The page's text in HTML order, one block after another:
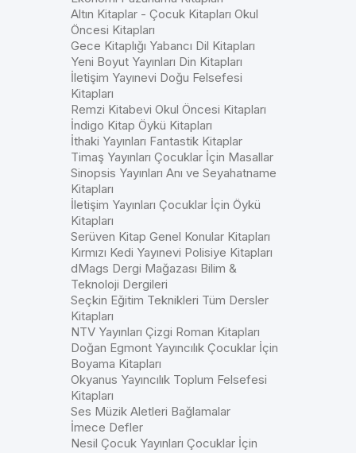
Altın Kitaplar - Çocuk Kitapları Okul
Öncesi Kitapları
Gece Kitaplığı Yabancı Dil Kitapları
Yeni Boyut Yayınları Din Kitapları
İletişim Yayınevi Doğu Felsefesi
Kitapları
Remzi Kitabevi Okul Öncesi Kitapları
İndigo Kitap Öykü Kitapları
İthaki Yayınları Fantastik Kitaplar
Timaş Yayınları Çocuklar İçin Masallar
Sinopsis Yayınları Anı ve Seyahatname
Kitapları
İletişim Yayınları Çocuklar İçin Öykü
Kitapları
Serüven Kitap Genel Konular Kitapları
Kırmızı Kedi Yayınevi Polisiye Kitapları
dMags Dergi Mağazası Bilim &
Teknoloji Dergileri
Seçkin Eğitim Teknikleri Tüm Dersler
Kitapları
NTV Yayınları Çizgi Roman Kitapları
Doğan Egmont Yayıncılık Çocuklar İçin
Boyama Kitapları
Okyanus Yayıncılık Toplum Felsefesi
Kitapları
Ses Müzik Aletleri Bağlamalar
İmece Defler
Nesil Çocuk Yayınları Çocuklar İçin